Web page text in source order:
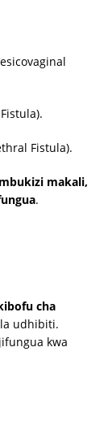
Fistula).
makali,
.
cha
udhibiti.
kwa